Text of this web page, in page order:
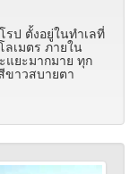
ป ตั้งอยู่ในทำเลที่
เมตร ภายใน
แยะมากมาย ทุก
ขาวสบายตา